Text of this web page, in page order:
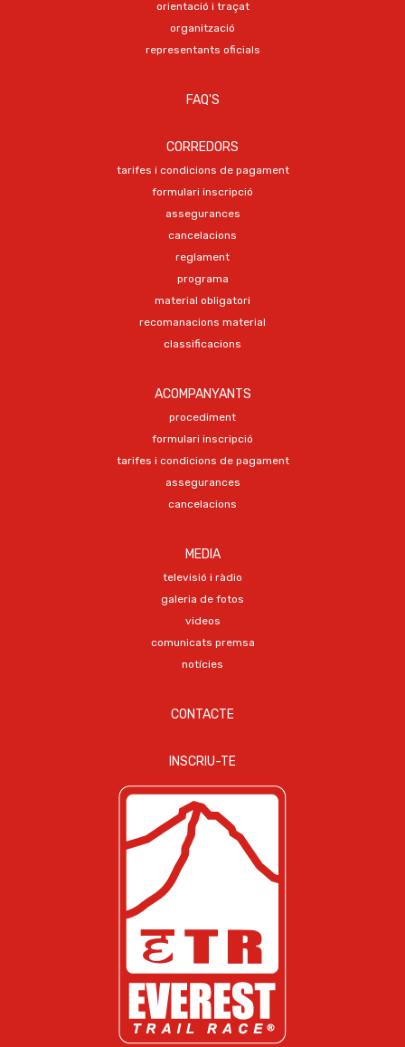
orientació i traçat
organització
representants oficials
FAQ'S
CORREDORS
tarifes i condicions de pagament
formulari inscripció
assegurances
cancelacions
reglament
programa
material obligatori
recomanacions material
classificacions
ACOMPANYANTS
procediment
formulari inscripció
tarifes i condicions de pagament
assegurances
cancelacions
MEDIA
televisió i ràdio
galeria de fotos
videos
comunicats premsa
notícies
CONTACTE
INSCRIU-TE